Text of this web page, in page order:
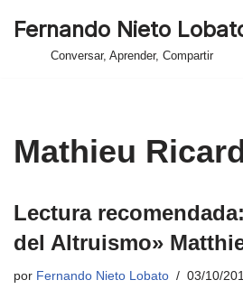
Fernando Nieto
Conversar, Aprender, Compartir
Mathieu
Lectura
del Altruismo»
por Fernando Nieto Lobato 03/10/